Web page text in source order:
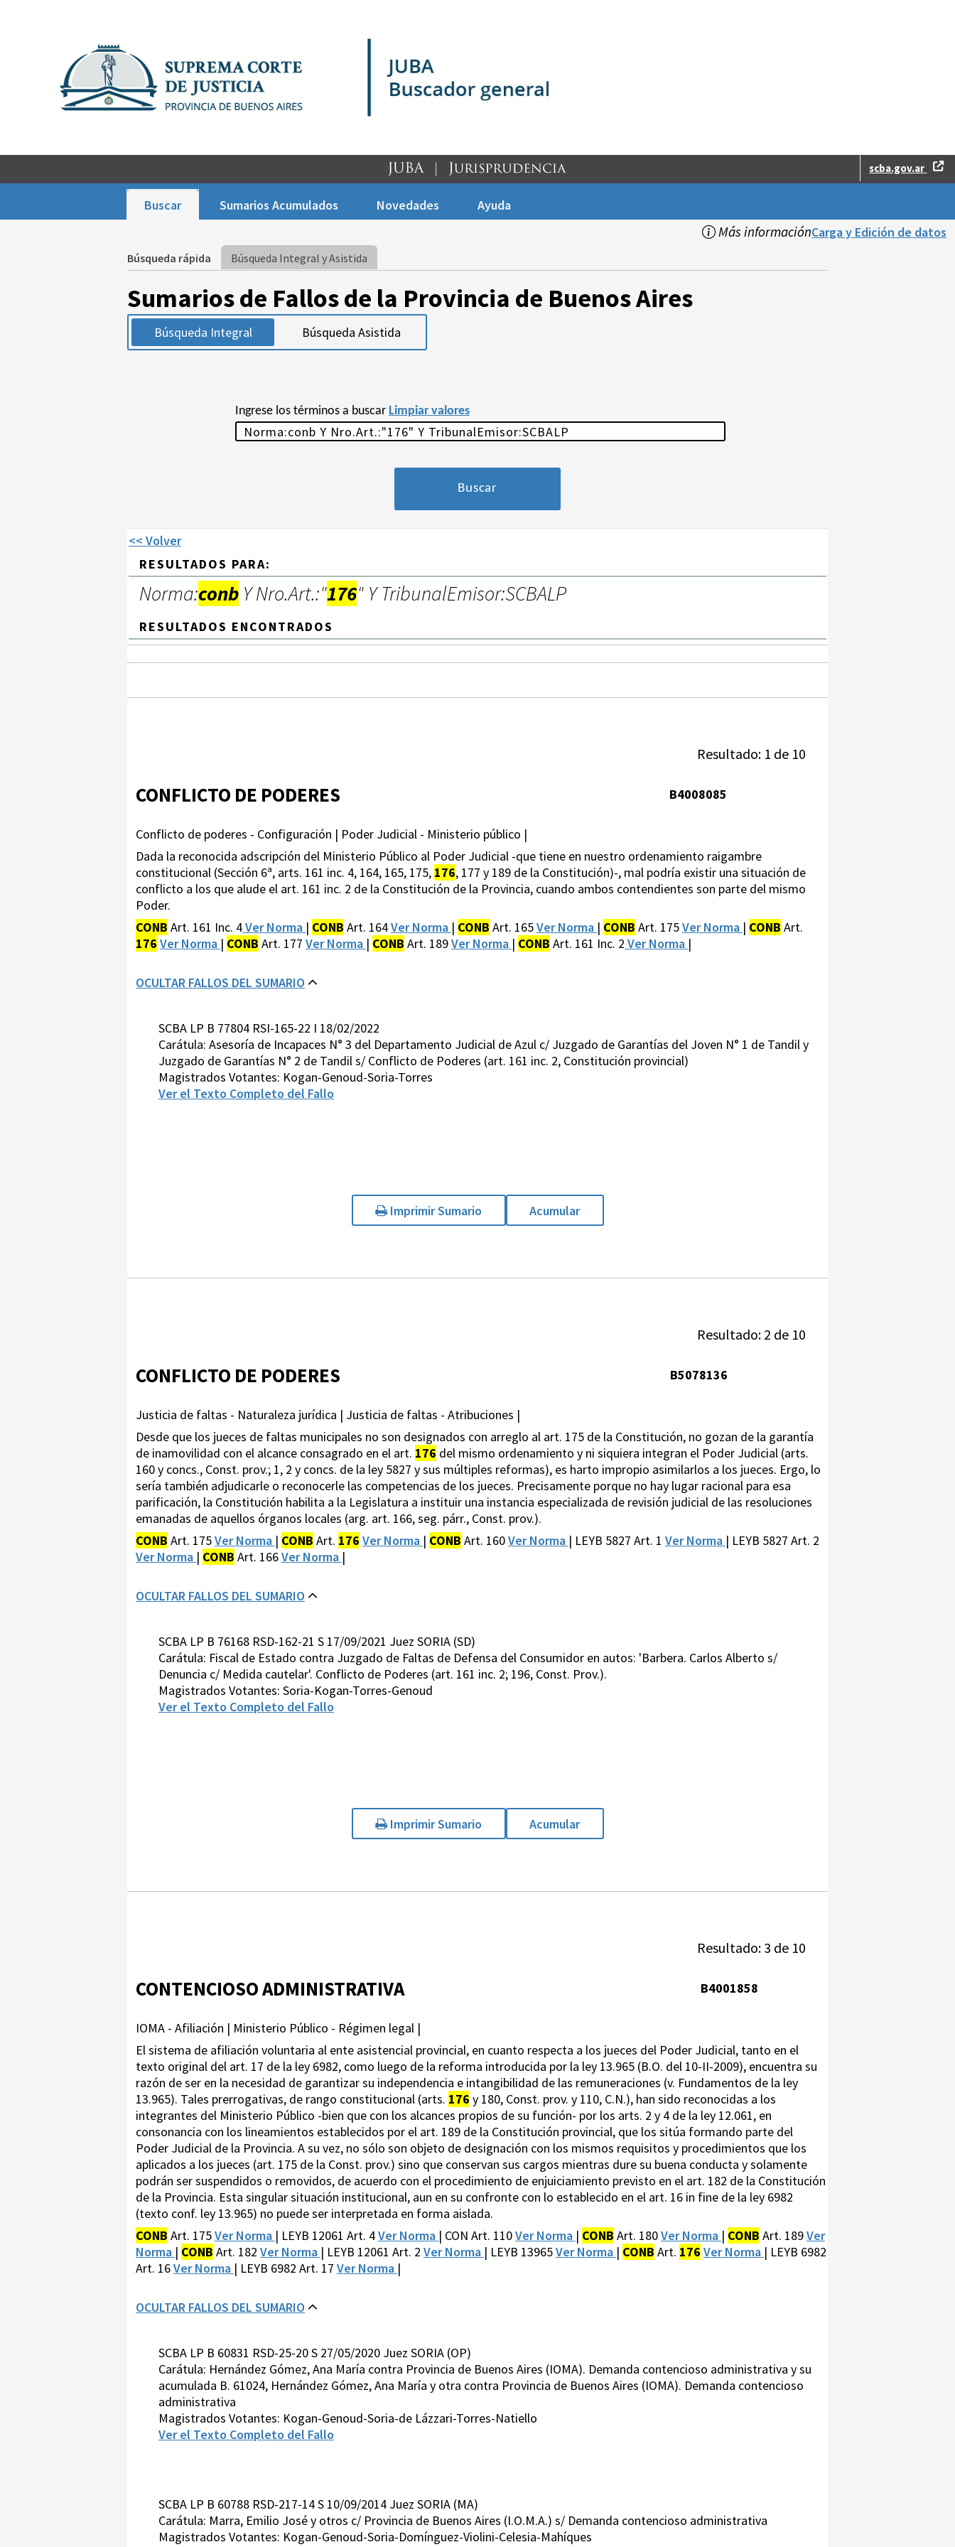
scba.gov.ar
Buscar Sumarios Acumulados Novedades Ayuda
Más informaciónCarga y Edición de datos
Búsqueda rápida Búsqueda Integral y Asistida
Sumarios de Fallos de la Provincia de Buenos Aires
Búsqueda Integral Búsqueda Asistida
Ingrese los términos a buscar Limpiar valores
<< Volver
RESULTADOS PARA:
Norma:conb Y Nro.Art.:"176" Y TribunalEmisor:SCBALP
RESULTADOS ENCONTRADOS
Resultado: 1 de 10
CONFLICTO DE PODERES B4008085
Conflicto de poderes - Configuración | Poder Judicial - Ministerio público |
Dada la reconocida adscripción del Ministerio Público al Poder Judicial -que tiene en nuestro ordenamiento raigambre
constitucional (Sección 6ª, arts. 161 inc. 4, 164, 165, 175, 176, 177 y 189 de la Constitución)-, mal podría existir una situación de
conflicto a los que alude el art. 161 inc. 2 de la Constitución de la Provincia, cuando ambos contendientes son parte del mismo
Poder.
CONB Art. 161 Inc. 4Ver Norma | CONB Art. 164Ver Norma | CONB Art. 165Ver Norma | CONB Art. 175Ver Norma | CONB Art.
176 Ver Norma | CONB Art. 177 Ver Norma | CONB Art. 189Ver Norma | CONB Art. 161 Inc. 2 Ver Norma |
OCULTAR FALLOS DEL SUMARIO
SCBA LP B 77804 RSI-165-22 I 18/02/2022
Carátula: Asesoría de Incapaces N° 3 del Departamento Judicial de Azul c/ Juzgado de Garantías del Joven N° 1 de Tandil y
Juzgado de Garantías N° 2 de Tandil s/ Conflicto de Poderes (art. 161 inc. 2, Constitución provincial)
Magistrados Votantes: Kogan-Genoud-Soria-Torres
Ver el Texto Completo del Fallo
Imprimir Sumario Acumular
Resultado: 2 de 10
CONFLICTO DE PODERES B5078136
Justicia de faltas - Naturaleza jurídica | Justicia de faltas - Atribuciones |
Desde que los jueces de faltas municipales no son designados con arreglo al art. 175 de la Constitución, no gozan de la garantía
de inamovilidad con el alcance consagrado en el art. 176 del mismo ordenamiento y ni siquiera integran el Poder Judicial (arts.
160 y concs., Const. prov.; 1, 2 y concs. de la ley 5827 y sus múltiples reformas), es harto impropio asimilarlos a los jueces. Ergo, lo
sería también adjudicarle o reconocerle las competencias de los jueces. Precisamente porque no hay lugar racional para esa
parificación, la Constitución habilita a la Legislatura a instituir una instancia especializada de revisión judicial de las resoluciones
emanadas de aquellos órganos locales (arg. art. 166, seg. párr., Const. prov.).
CONB Art. 175Ver Norma | CONB Art. 176 Ver Norma | CONB Art. 160Ver Norma | LEYB 5827 Art. 1 Ver Norma | LEYB 5827 Art. 2
Ver Norma | CONB Art. 166Ver Norma |
OCULTAR FALLOS DEL SUMARIO
SCBA LP B 76168 RSD-162-21 S 17/09/2021 Juez SORIA (SD)
Carátula: Fiscal de Estado contra Juzgado de Faltas de Defensa del Consumidor en autos: 'Barbera. Carlos Alberto s/
Denuncia c/ Medida cautelar'. Conflicto de Poderes (art. 161 inc. 2; 196, Const. Prov.).
Magistrados Votantes: Soria-Kogan-Torres-Genoud
Ver el Texto Completo del Fallo
Imprimir Sumario Acumular
Resultado: 3 de 10
CONTENCIOSO ADMINISTRATIVA B4001858
IOMA - Afiliación | Ministerio Público - Régimen legal |
El sistema de afiliación voluntaria al ente asistencial provincial, en cuanto respecta a los jueces del Poder Judicial, tanto en el
texto original del art. 17 de la ley 6982, como luego de la reforma introducida por la ley 13.965 (B.O. del 10-II-2009), encuentra su
razón de ser en la necesidad de garantizar su independencia e intangibilidad de las remuneraciones (v. Fundamentos de la ley
13.965). Tales prerrogativas, de rango constitucional (arts. 176 y 180, Const. prov. y 110, C.N.), han sido reconocidas a los
integrantes del Ministerio Público -bien que con los alcances propios de su función- por los arts. 2 y 4 de la ley 12.061, en
consonancia con los lineamientos establecidos por el art. 189 de la Constitución provincial, que los sitúa formando parte del
Poder Judicial de la Provincia. A su vez, no sólo son objeto de designación con los mismos requisitos y procedimientos que los
aplicados a los jueces (art. 175 de la Const. prov.) sino que conservan sus cargos mientras dure su buena conducta y solamente
podrán ser suspendidos o removidos, de acuerdo con el procedimiento de enjuiciamiento previsto en el art. 182 de la Constitución
de la Provincia. Esta singular situación institucional, aun en su confronte con lo establecido en el art. 16 in fine de la ley 6982
(texto conf. ley 13.965) no puede ser interpretada en forma aislada.
CONB Art. 175Ver Norma | LEYB 12061 Art. 4Ver Norma | CON Art. 110Ver Norma | CONB Art. 180Ver Norma | CONB Art. 189Ver
Norma | CONB Art. 182 Ver Norma | LEYB 12061 Art. 2 Ver Norma | LEYB 13965Ver Norma | CONB Art. 176 Ver Norma | LEYB 6982
Art. 16Ver Norma | LEYB 6982 Art. 17 Ver Norma |
OCULTAR FALLOS DEL SUMARIO
SCBA LP B 60831 RSD-25-20 S 27/05/2020 Juez SORIA (OP)
Carátula: Hernández Gómez, Ana María contra Provincia de Buenos Aires (IOMA). Demanda contencioso administrativa y su
acumulada B. 61024, Hernández Gómez, Ana María y otra contra Provincia de Buenos Aires (IOMA). Demanda contencioso
administrativa
Magistrados Votantes: Kogan-Genoud-Soria-de Lázzari-Torres-Natiello
Ver el Texto Completo del Fallo
SCBA LP B 60788 RSD-217-14 S 10/09/2014 Juez SORIA (MA)
Carátula: Marra, Emilio José y otros c/ Provincia de Buenos Aires (I.O.M.A.) s/ Demanda contencioso administrativa
Magistrados Votantes: Kogan-Genoud-Soria-Domínguez-Violini-Celesia-Mahíques